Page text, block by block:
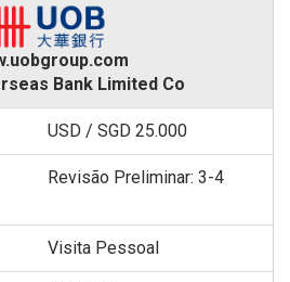
Bank Limited Co
USD / SGD 25.000
Revisão Preliminar: 3-4
Visita Pessoal